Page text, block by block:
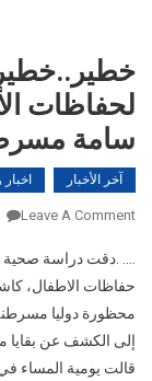
لحفاظات
سامة
آخر الأخبار
Leave A Comment
…. .دقت دراسة صحية
محظورة دوليا
قالت يومية المساء